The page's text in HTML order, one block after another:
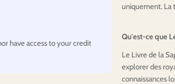
have access to your credit
uniquement. La
Qu'est-ce que
Le Livre de la
explorer des
connaissances